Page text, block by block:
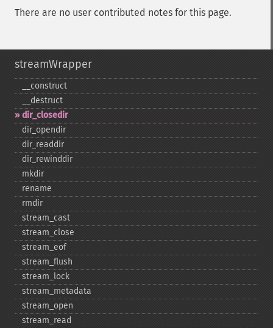
There are no user contributed notes for this page.
streamWrapper
_​_​construct
_​_​destruct
dir_​closedir
dir_​opendir
dir_​readdir
dir_​rewinddir
mkdir
rename
rmdir
stream_​cast
stream_​close
stream_​eof
stream_​flush
stream_​lock
stream_​metadata
stream_​open
stream_​read